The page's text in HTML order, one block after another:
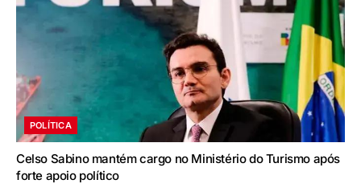
POLÍTICA
Celso Sabino mantém cargo no Ministério do Turismo após
forte apoio político